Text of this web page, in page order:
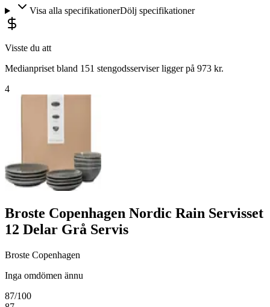
Visa alla specifikationerDölj specifikationer
Visste du att
Medianpriset bland 151 stengodsserviser ligger på 973 kr.
4
Broste Copenhagen Nordic Rain Servisset
12 Delar Grå Servis
Broste Copenhagen
Inga omdömen ännu
87/100